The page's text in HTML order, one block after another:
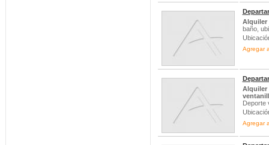
Alquiler
baño,
Agregar
Alquiler
Deporte
Agregar